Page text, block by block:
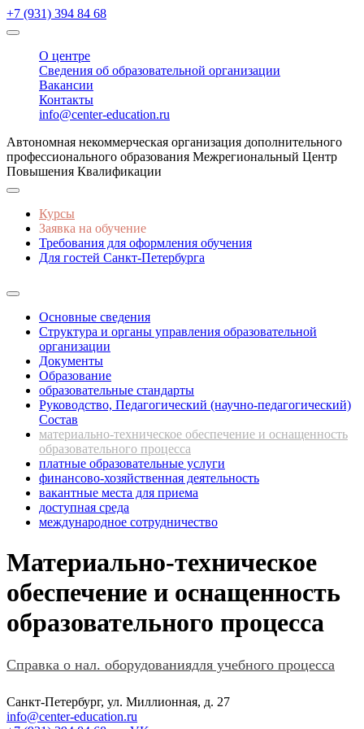
+7 (931) 394 84 68
О центре
Сведения об образовательной организации
Вакансии
Контакты
info@center-education.ru
Автономная некоммерческая организация дополнительного
профессионального образования Межрегиональный Центр
Повышения Квалификации
Курсы
Заявка на обучение
Требования для оформления обучения
Для гостей Санкт-Петербурга
Основные сведения
Структура и органы управления образовательной
организации
Документы
Образование
образовательные стандарты
Руководство, Педагогический (научно-педагогический)
Состав
материально-техническое обеспечение и оснащенность
образовательного процесса
платные образовательные услуги
финансово-хозяйственная деятельность
вакантные места для приема
доступная среда
международное сотрудничество
Материально-техническое
обеспечение и оснащенность
образовательного процесса
Справка о нал. оборудованиядля учебного процесса
Санкт-Петербург, ул. Миллионная, д. 27
info@center-education.ru